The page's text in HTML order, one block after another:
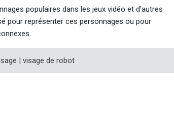
populaires dans les jeux vidéo et d'autres
pour représenter ces personnages ou pour
| visage de robot